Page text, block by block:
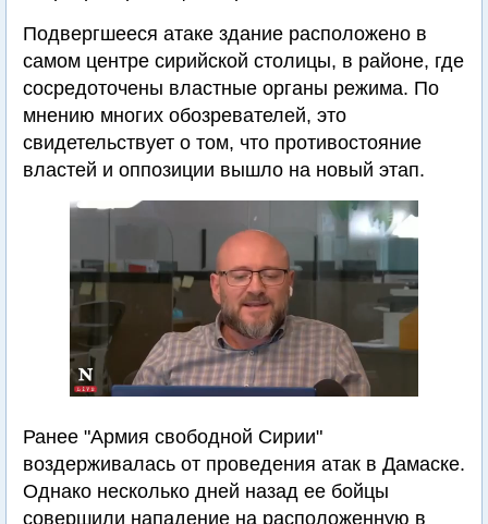
Подвергшееся атаке здание расположено в
самом центре сирийской столицы, в районе, где
сосредоточены властные органы режима. По
мнению многих обозревателей, это
свидетельствует о том, что противостояние
властей и оппозиции вышло на новый этап.
Ранее "Армия свободной Сирии"
воздерживалась от проведения атак в Дамаске.
Однако несколько дней назад ее бойцы
совершили нападение на расположенную в